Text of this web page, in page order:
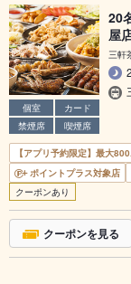
個室
カード
禁煙席
喫煙席
20
屋
三軒
【アプリ予約限定】最大
ポイントプラス対象店
クーポンあり
クーポンを見る